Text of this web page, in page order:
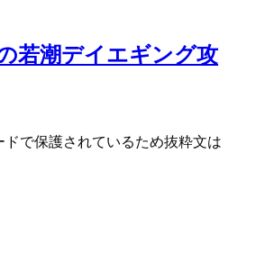
若潮デイエギング攻
で保護されているため抜粋文は